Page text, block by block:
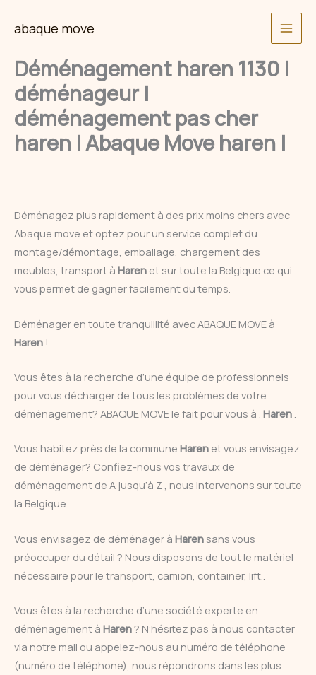
abaque move
Déménagement haren 1130 |
déménageur |
déménagement pas cher
haren | Abaque Move haren |
Déménagez plus rapidement à des prix moins chers avec
Abaque move et optez pour un service complet du
montage/démontage, emballage, chargement des
meubles, transport à Haren et sur toute la Belgique ce qui
vous permet de gagner facilement du temps.
Déménager en toute tranquillité avec ABAQUE MOVE à
Haren !
Vous êtes à la recherche d’une équipe de professionnels
pour vous décharger de tous les problèmes de votre
déménagement? ABAQUE MOVE le fait pour vous à . Haren
Vous habitez près de la commune Haren et vous envisagez
de déménager? Confiez-nous vos travaux de
déménagement de A jusqu’à Z , nous intervenons sur toute
la Belgique.
Vous envisagez de déménager à Haren sans vous
préoccuper du détail ? Nous disposons de tout le matériel
nécessaire pour le transport, camion, container, lift..
Vous êtes à la recherche d’une société experte en
déménagement à Haren? N’hésitez pas à nous contacter
via notre mail ou appelez-nous au numéro de téléphone
(numéro de téléphone), nous répondrons dans les plus